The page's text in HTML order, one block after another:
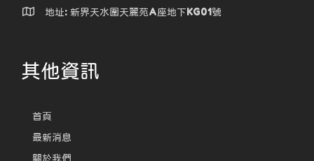
地址: 新界天水圍天麗苑A座地下KG01號
其他資訊
首頁
最新消息
關於我們